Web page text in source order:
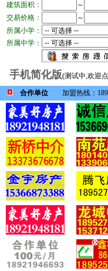
建筑面积：
～
交易价格：
～
所属小学：
所属中学：
手机简化版(测试中,欢迎
合作单位 加盟热线：